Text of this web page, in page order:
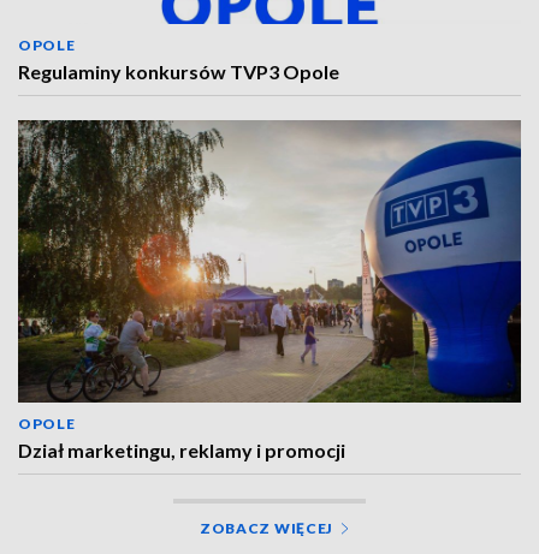
OPOLE
Regulaminy konkursów TVP3 Opole
OPOLE
Dział marketingu, reklamy i promocji
ZOBACZ WIĘCEJ